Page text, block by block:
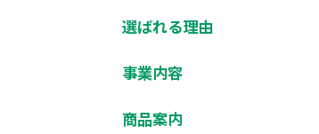
選ばれる理由
事業内容
商品案内